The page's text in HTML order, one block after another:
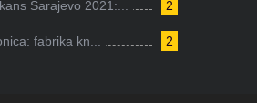
2
Sarajevo 2021:...
2
fabrika kn...